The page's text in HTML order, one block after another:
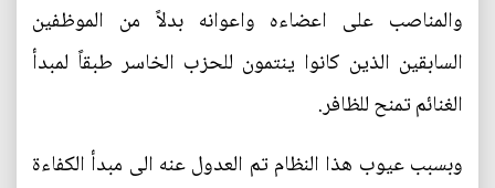
والمناصب على اعضاءه واعوانه بدلاً من الموظفين
السابقين الذين كانوا ينتمون للحزب الخاسر طبقاً لمبدأ
الغنائم تمنح للظافر.
وبسبب عيوب هذا النظام تم العدول عنه الى مبدأ الكفاءة